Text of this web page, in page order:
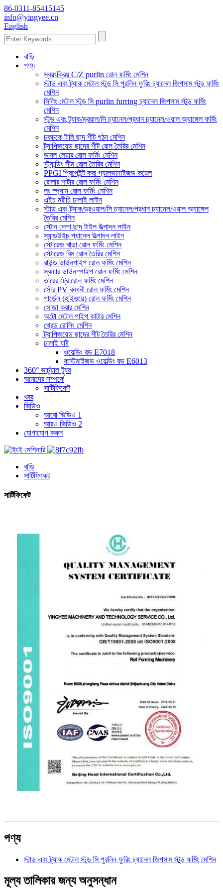
86-0311-85415145
info@yingyee.cn
English
বাড়ি
পণ্য
স্বয়ংক্রিয় C/Z purlin রোল ফর্মিং মেশিন
স্টাড এবং ট্র্যাক মেটাল স্টুড সি পুরলিন ফুরিং চ্যানেল জিপসাম স্টুড ফর্মিং
মেশিন
সিলিং মেটাল স্টুড সি purlin furring চ্যানেল জিপসাম স্টুড ফর্মিং
মেশিন
স্টুড এবং ট্র্যাক/ড্রয়াল/সি চ্যানেল/প্রধান চ্যানেল/ওয়াল অ্যাঙ্গেল ফর্মিং
মেশিন
চকচকে টালি ছাদ শীট গঠন মেশিন
ট্র্যাপিজয়েড ছাদের শীট রোল তৈরির মেশিন
ডাবল লেয়ার রোল ফর্মিং মেশিন
স্ট্যান্ডিং সীম রোল তৈরির মেশিন
PPGI প্রিপেইন্ট করা গ্যালভানাইজড কয়েল
রোলার শাটার রোল ফর্মিং মেশিন
লং স্প্যান রোল ফর্মিং মেশিন
এইচ মরীচি ঢালাই লাইন
স্টাড এবং ট্র্যাক/ড্রওয়াল/সি চ্যানেল/প্রধান চ্যানেল/ওয়াল অ্যাঙ্গেল
তৈরির মেশিন
স্টোন লেপা ছাদ টাইল উত্পাদন লাইন
স্যান্ডউইচ প্যানেল উত্পাদন লাইন
স্টোরেজ খাড়া রোল ফর্মিং মেশিন
স্টোরেজ বিম রোল তৈরির মেশিন
রাউন্ড ডাউনপাইপ রোল ফর্মিং মেশিন
স্কয়ার ডাউনস্পাইপ রোল ফর্মিং মেশিন
তারের ট্রে রোল ফর্মিং মেশিন
সৌর PV বন্ধনী রোল ফর্মিং মেশিন
গার্ডেল (হাইওয়ে) রোল ফর্মিং মেশিন
সোজা করার মেশিন
অটো মেটাল পাইপ কাটার মেশিন
থ্রেড রোলিং মেশিন
ট্র্যাপিজয়েড ছাদের শীট তৈরির মেশিন
ঢালাই যষ্টি
ওয়েল্ডিং রড E7018
কাস্টমাইজড ওয়েল্ডিং রড E6013
360° ভার্চুয়াল ট্যুর
আমাদের সম্পর্কে
সার্টিফিকেট
খবর
ভিডিও
আরো ভিডিও 1
আরও ভিডিও 2
যোগাযোগ করুন
বাড়ি
সার্টিফিকেট
সার্টিফিকেট
পণ্য
স্টাড এবং ট্র্যাক মেটাল স্টুড সি পুরলিন ফুরিং চ্যানেল জিপসাম স্টুড ফর্মিং মেশিন
মূল্য তালিকার জন্য অনুসন্ধান